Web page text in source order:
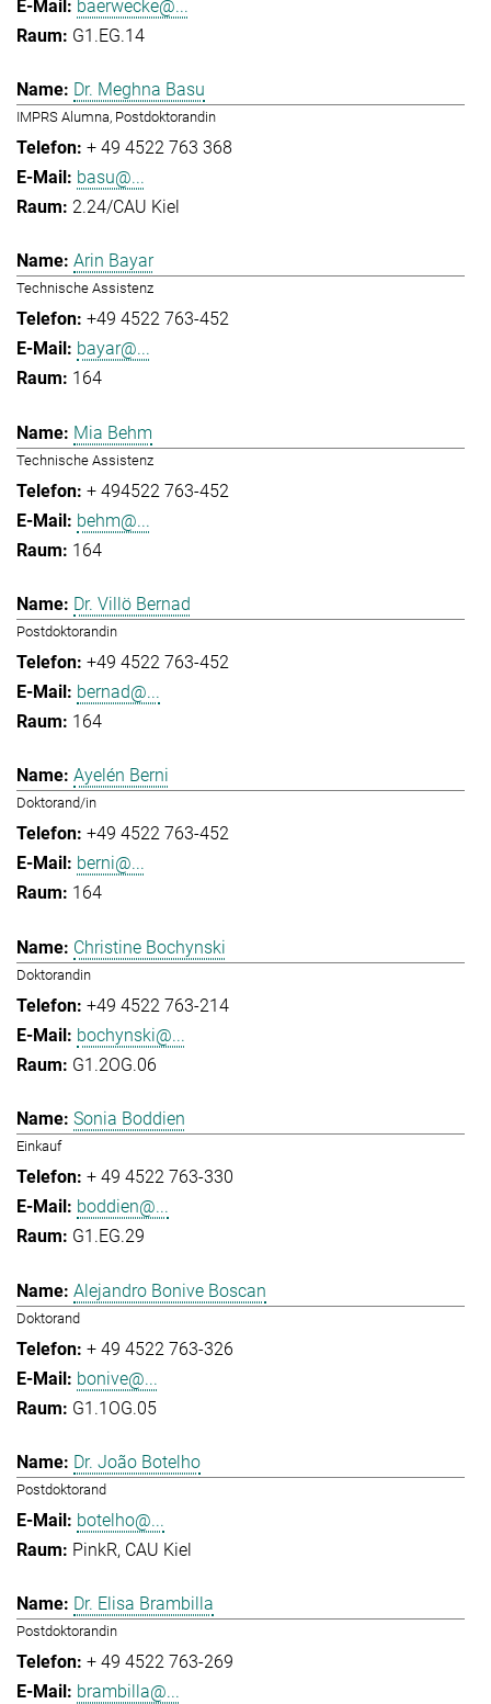
baerwecke@...
G1.EG.14
Dr. Meghna Basu
IMPRS Alumna, Postdoktorandin
+ 49 4522 763 368
basu@...
2.24/CAU Kiel
Arin Bayar
Technische Assistenz
+49 4522 763-452
bayar@...
164
Mia Behm
Technische Assistenz
+ 494522 763-452
behm@...
164
Dr. Villö Bernad
Postdoktorandin
+49 4522 763-452
bernad@...
164
Ayelén Berni
Doktorand/in
+49 4522 763-452
berni@...
164
Christine Bochynski
Doktorandin
+49 4522 763-214
bochynski@...
G1.2OG.06
Sonia Boddien
Einkauf
+ 49 4522 763-330
boddien@...
G1.EG.29
Alejandro Bonive Boscan
Doktorand
+ 49 4522 763-326
bonive@...
G1.1OG.05
Dr. João Botelho
Postdoktorand
botelho@...
PinkR, CAU Kiel
Dr. Elisa Brambilla
Postdoktorandin
+ 49 4522 763-269
brambilla@...